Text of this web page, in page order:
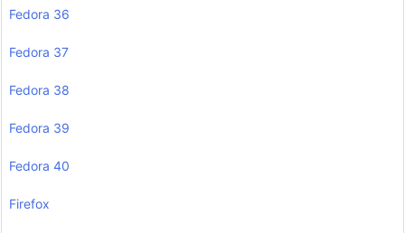
Fedora 36
Fedora 37
Fedora 38
Fedora 39
Fedora 40
Firefox